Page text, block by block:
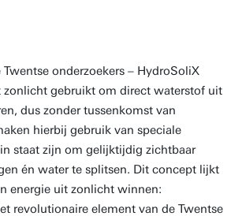
onderzoekers – HydroSoliX
zonlicht gebruikt om direct waterstof uit
dus zonder tussenkomst van
hierbij gebruik van speciale
staat zijn om gelijktijdig zichtbaar
én water te splitsen. Dit concept lijkt
energie uit zonlicht winnen:
revolutionaire element van de Twentse